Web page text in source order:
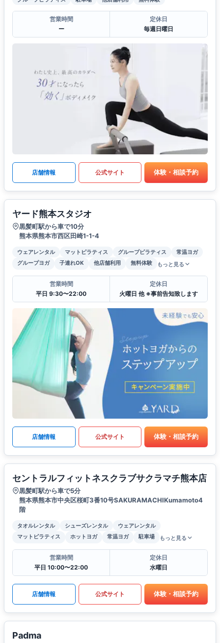
営業時間
ー
定休日
毎週日曜日
店舗情報 公式サイト 体験・相談予約
ヤード熊本スタジオ
黒髪町駅から車で10分
熊本県熊本市西区田崎1-1-4
ウェアレンタル マットピラティス グループピラティス
常温ヨガ
グループヨガ
子連れOK 他店舗利用 無料体験 もっと見る
営業時間
平日 9:30〜22:00
定休日
火曜日 他 ※事前告知致します
店舗情報 公式サイト 体験・相談予約
セントラルフィットネスクラブサクラマチ熊本店
黒髪町駅から車で5分
熊本県熊本市中央区桜町3番10号SAKURAMACHIKumamoto4
階
タオルレンタル シューズレンタル
ウェアレンタル
マットピラティス
ホットヨガ 常温ヨガ 駐車場 もっと見る
営業時間
平日 10:00〜22:00
定休日
水曜日
店舗情報 公式サイト 体験・相談予約
Padma